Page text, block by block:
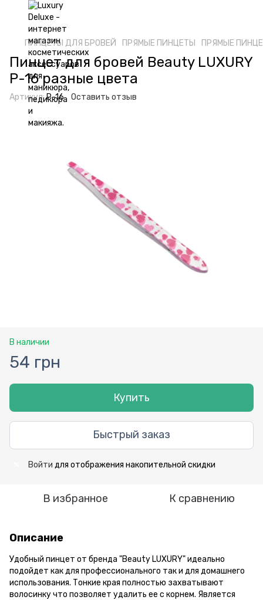
ПИНЦЕТЫ ДЛЯ БРОВЕЙ ПРЯМЫЕ ПИНЦЕТЫ ПРЯМЫЕ
Пинцет для бровей Beauty LUXURY
P-16 разные цвета
Артикул:P-16 Оставить отзыв
В наличии
54 грн
Купить
Быстрый заказ
Войти для отображения накопительной скидки
В избранное К сравнению
Описание
Удобный пинцет от бренда "Beauty LUXURY" идеально
подойдет как для профессионального так и для домашнего
использования. Тонкие края полностью захватывают
волосинку что позволяет удалить ее с корнем. Является